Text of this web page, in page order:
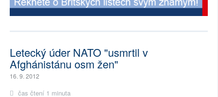
Letecký úder NATO "usmrtil v
Afghánistánu osm žen"
16. 9. 2012
čas čtení 1 minuta